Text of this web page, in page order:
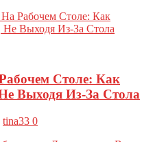
Столе: Как
Выходя Из-За Стола
tina33 0